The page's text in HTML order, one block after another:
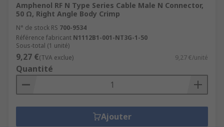
Amphenol RF N Type Series Cable Male N Connector,
50 Ω, Right Angle Body Crimp
N° de stock RS 700-9534
Référence fabricant N1112B1-001-NT3G-1-50
Sous-total (1 unité)
9,27 €(TVA exclue) 9,27 €/unité
Quantité
Ajouter